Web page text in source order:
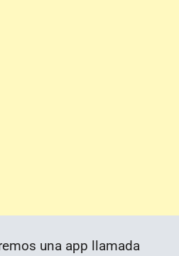
una app llamada